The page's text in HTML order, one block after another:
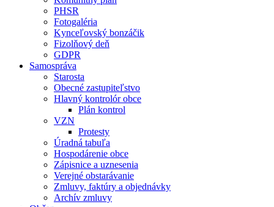
PHSR
Fotogaléria
Kynceľovský bonzáčik
Fizolňový deň
GDPR
Samospráva
Starosta
Obecné zastupiteľstvo
Hlavný kontrolór obce
Plán kontrol
VZN
Protesty
Úradná tabuľa
Hospodárenie obce
Zápisnice a uznesenia
Verejné obstarávanie
Zmluvy, faktúry a objednávky
Archív zmluvy